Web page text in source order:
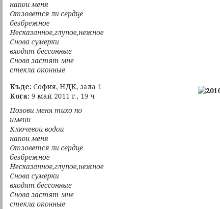
напои меня
Отзовется ли сердце
безбрежное
Несказанное,глупое,нежное
Снова сумерки
входят бессонные
Снова застят мне
стекла оконные
Къде: София, НДК, зала 1
Кога: 9 май 2011 г., 19 ч
Позови меня тихо по
имени
Ключевой водой
напои меня
Отзовется ли сердце
безбрежное
Несказанное,глупое,нежное
Снова сумерки
входят бессонные
Снова застят мне
стекла оконные